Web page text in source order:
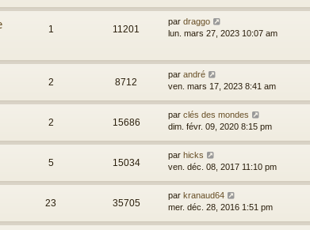
1 11201
par draggo
lun. mars 27, 2023 10:07 am
2 8712
par andré
ven. mars 17, 2023 8:41 am
2 15686
par clés des mondes
dim. févr. 09, 2020 8:15 pm
5 15034
par hicks
ven. déc. 08, 2017 11:10 pm
23 35705
par kranaud64
mer. déc. 28, 2016 1:51 pm